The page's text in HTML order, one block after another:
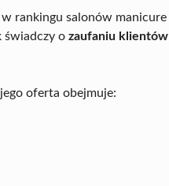
rankingu salonów
świadczy o zaufaniu klientów
oferta obejmuje: